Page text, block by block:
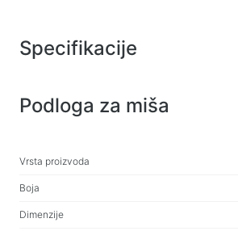
Sportske torbe
Putni ruksaci
Torbe za organizaciju
Držači za auto
Ruksaci za učenje i slobodno vrijeme
Specifikacije
Podloga za miša
Vrsta proizvoda
Boja
Dimenzije